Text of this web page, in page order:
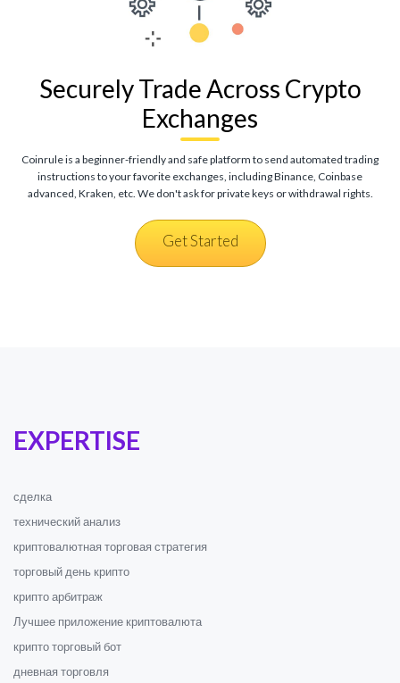
EXPERTISE
сделка
технический анализ
криптовалютная торговая стратегия
торговый день крипто
крипто арбитраж
Лучшее приложение криптовалюта
крипто торговый бот
дневная торговля
Securely Trade Across Crypto
Exchanges
Coinrule is a beginner-friendly and safe platform to send automated trading
instructions to your favorite exchanges, including Binance, Coinbase
advanced, Kraken, etc. We don't ask for private keys or withdrawal rights.
Get Started